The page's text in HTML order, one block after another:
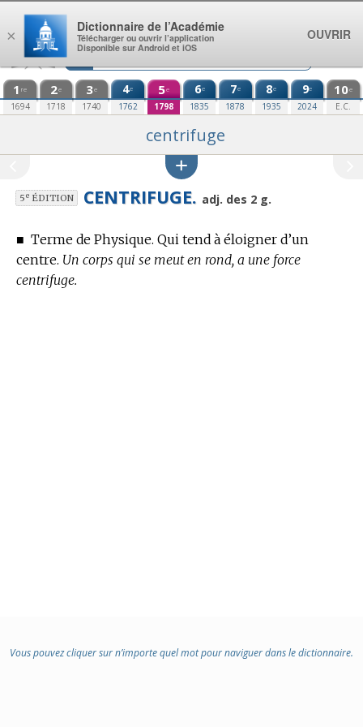
Aller au contenu
1 re
1694
2e
1718
3e
1740
4e
1762
5e
1798
6e
1835
7e
1878
8e
1935
9e
2024
10e
E.C.
centrifuge
5eÉDITION CENTRIFUGE. adj. des 2 g.
■ Terme de Physique. Qui tend à éloigner d’un
centre. Un corps qui se meut en rond, a une force
centrifuge.
Vous pouvez cliquer sur n’importe quel mot pour naviguer dans le dictionnaire.
×
Dictionnaire de l’Académie
Télécharger ou ouvrir l’application
Disponible sur Android et iOS
OUVRIR